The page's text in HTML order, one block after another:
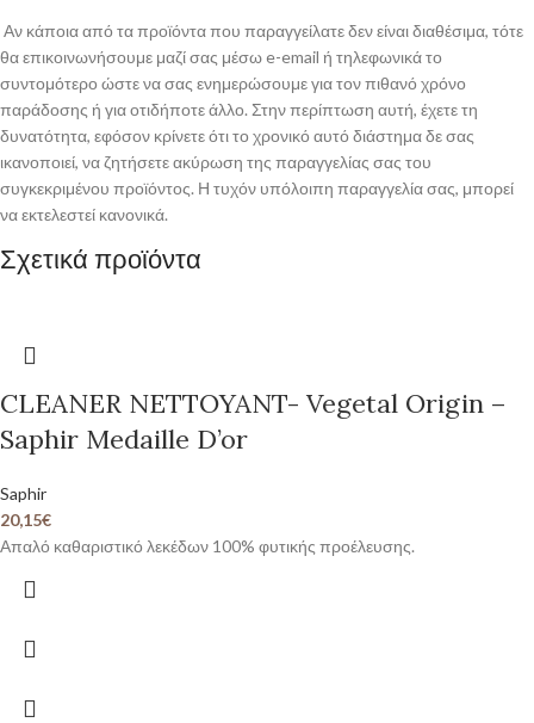
Αν κάποια από τα προϊόντα που παραγγείλατε δεν είναι διαθέσιμα, τότε
θα επικοινωνήσουμε μαζί σας μέσω e-email ή τηλεφωνικά το
συντομότερο ώστε να σας ενημερώσουμε για τον πιθανό χρόνο
παράδοσης ή για οτιδήποτε άλλο. Στην περίπτωση αυτή, έχετε τη
δυνατότητα, εφόσον κρίνετε ότι το χρονικό αυτό διάστημα δε σας
ικανοποιεί, να ζητήσετε ακύρωση της παραγγελίας σας του
συγκεκριμένου προϊόντος. Η τυχόν υπόλοιπη παραγγελία σας, μπορεί
να εκτελεστεί κανονικά.
Σχετικά προϊόντα
CLEANER NETTOYANT- Vegetal Origin –
Saphir Medaille D’or
Saphir
20,15€
Απαλό καθαριστικό λεκέδων 100% φυτικής προέλευσης.